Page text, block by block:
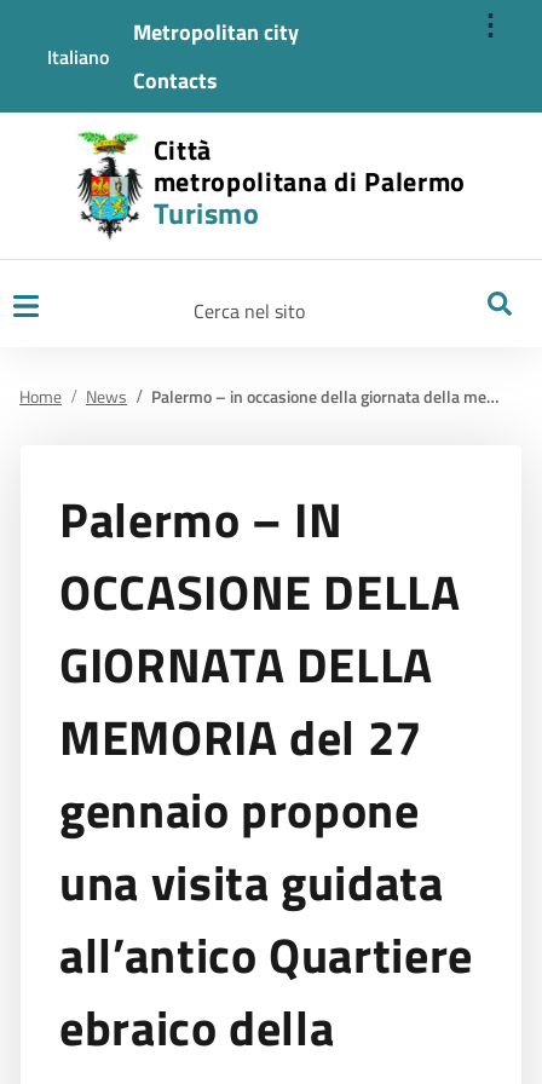
⋮
Italiano
Metropolitan city
Contacts
Città
metropolitana di Palermo
Turismo
Home News Palermo – in occasione della giornata della memoria del 27 gennaio propone una visita guidata all’antico quartiere ebraico della nostra citta’.
Palermo – IN
OCCASIONE DELLA
GIORNATA DELLA
MEMORIA del 27
gennaio propone
una visita guidata
all’antico Quartiere
ebraico della